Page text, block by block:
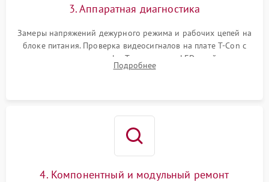
3. Аппаратная диагностика
Замеры напряжений дежурного режима и рабочих цепей на
блоке питания. Проверка видеосигналов на плате T-Con с
помощью осциллографа. Тестирование LED-драйвера и
светодиодных планок подсветки мультиметром.
Подробнее
4. Компонентный и модульный ремонт